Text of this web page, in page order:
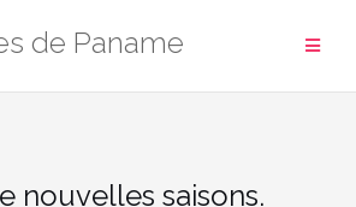
de Paname
nouvelles saisons.